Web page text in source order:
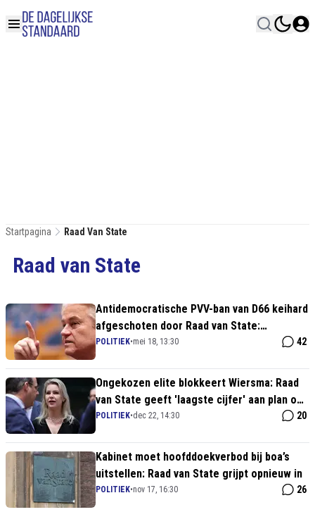
Startpagina Raad Van State
Raad van State
Antidemocratische PVV-ban van D66 keihard
afgeschoten door Raad van State:
'Uitsluiting verkiezingen gaat te ver!'
POLITIEK•mei 18, 13:30 42
Ongekozen elite blokkeert Wiersma: Raad
van State geeft 'laagste cijfer' aan plan om
KDW te schrappen
POLITIEK•dec 22, 14:30 20
Kabinet moet hoofddoekverbod bij boa’s
uitstellen: Raad van State grijpt opnieuw in
POLITIEK•nov 17, 16:30 26